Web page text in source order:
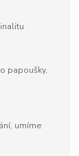
papoušky,
umíme